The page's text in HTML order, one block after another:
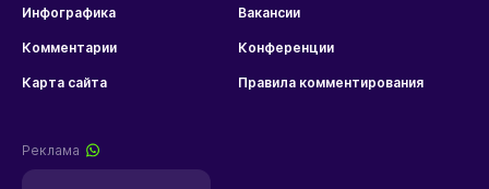
Инфографика Вакансии
Комментарии Конференции
Карта сайта Правила комментирования
Реклама